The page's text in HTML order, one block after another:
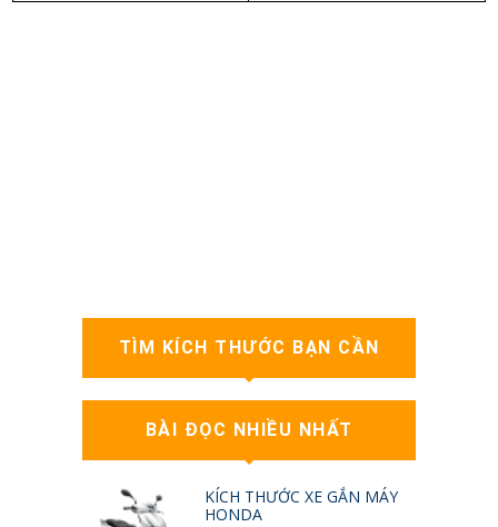
TÌM KÍCH THƯỚC BẠN CẦN
BÀI ĐỌC NHIỀU NHẤT
KÍCH THƯỚC XE GẮN MÁY
HONDA